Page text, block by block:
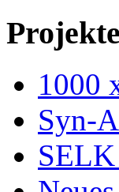
1000
Syn-